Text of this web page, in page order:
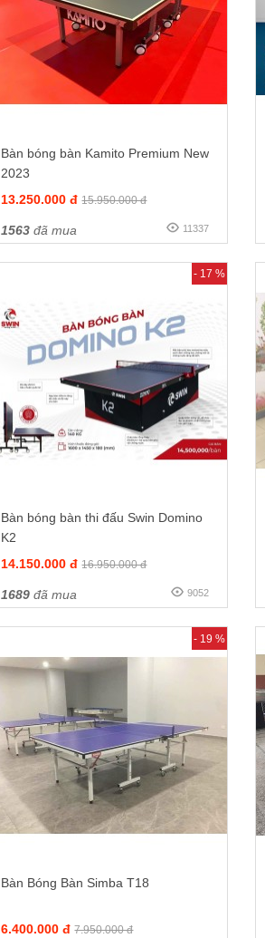
Bàn bóng bàn Kamito Premium New
2023
13.250.000 đ 15.950.000 đ
1563 đã mua 11337
- 17 %
Bàn bóng bàn thi đấu Swin Domino
K2
14.150.000 đ 16.950.000 đ
1689 đã mua 9052
- 19 %
Bàn Bóng Bàn Simba T18
6.400.000 đ 7.950.000 đ